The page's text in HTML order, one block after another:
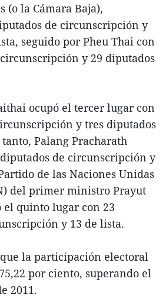
(o la Cámara Baja),
de circunscripción y
seguido por Pheu Thai con
y 29 diputados
ocupó el tercer lugar con
y tres diputados
Palang Pracharath
diputados de circunscripción y
de las Naciones Unidas
del primer ministro Prayut
el quinto lugar con 23
y 13 de lista.
la participación electoral
por ciento, superando el
2011.